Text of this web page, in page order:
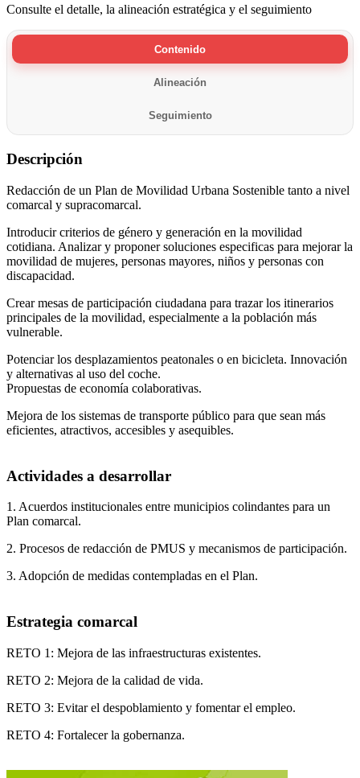
Consulte el detalle, la alineación estratégica y el seguimiento
Contenido
Alineación
Seguimiento
Descripción
Redacción de un Plan de Movilidad Urbana Sostenible tanto a nivel
comarcal y supracomarcal.
Introducir criterios de género y generación en la movilidad
cotidiana. Analizar y proponer soluciones especificas para mejorar la
movilidad de mujeres, personas mayores, niños y personas con
discapacidad.
Crear mesas de participación ciudadana para trazar los itinerarios
principales de la movilidad, especialmente a la población más
vulnerable.
Potenciar los desplazamientos peatonales o en bicicleta. Innovación
y alternativas al uso del coche.
Propuestas de economía colaborativas.
Mejora de los sistemas de transporte público para que sean más
eficientes, atractivos, accesibles y asequibles.
Actividades a desarrollar
1. Acuerdos institucionales entre municipios colindantes para un
Plan comarcal.
2. Procesos de redacción de PMUS y mecanismos de participación.
3. Adopción de medidas contempladas en el Plan.
Estrategia comarcal
RETO 1: Mejora de las infraestructuras existentes.
RETO 2: Mejora de la calidad de vida.
RETO 3: Evitar el despoblamiento y fomentar el empleo.
RETO 4: Fortalecer la gobernanza.